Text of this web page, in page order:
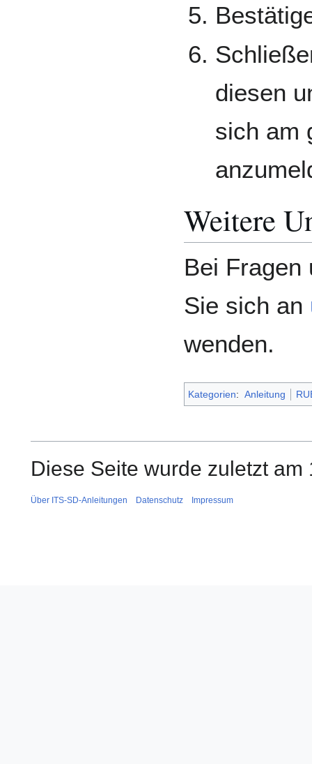
diesen
sich am
Weitere
Bei Fragen
Sie sich an
wenden.
Kategorien: Anleitung
Diese Seite wurde zuletzt
Über ITS-SD-Anleitungen Datenschutz Impressum